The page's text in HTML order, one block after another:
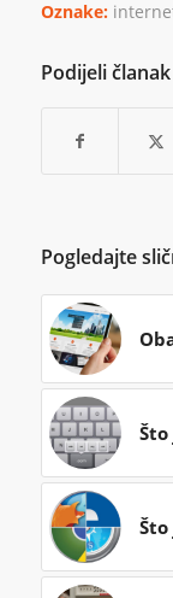
Oznake:
Podijeli članak
Pogledajte